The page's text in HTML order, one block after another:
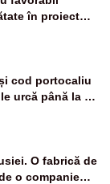
în proiectul
cod portocaliu
urcă până la 38
tropicale
O fabrică de
o companie